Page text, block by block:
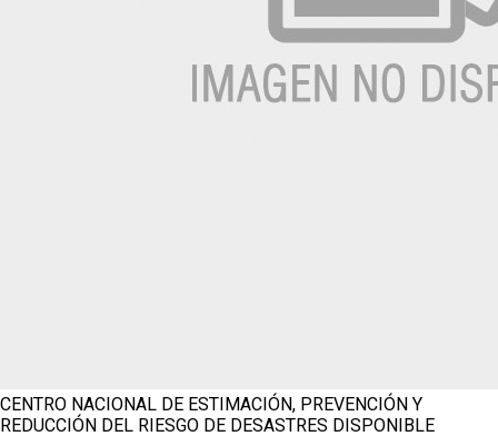
CENTRO NACIONAL DE ESTIMACIÓN, PREVENCIÓN Y
REDUCCIÓN DEL RIESGO DE DESASTRES DISPONIBLE